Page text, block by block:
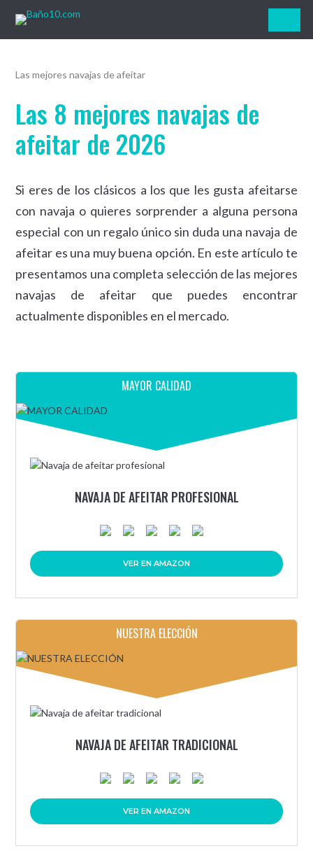
Baño10.com
Las mejores navajas de afeitar
Las 8 mejores navajas de
afeitar de 2026
Si eres de los clásicos a los que les gusta afeitarse
con navaja o quieres sorprender a alguna persona
especial con un regalo único sin duda una navaja de
afeitar es una muy buena opción. En este artículo te
presentamos una completa selección de las mejores
navajas de afeitar que puedes encontrar
actualmente disponibles en el mercado.
MAYOR CALIDAD
NAVAJA DE AFEITAR PROFESIONAL
VER EN AMAZON
NUESTRA ELECCIÓN
NAVAJA DE AFEITAR TRADICIONAL
VER EN AMAZON